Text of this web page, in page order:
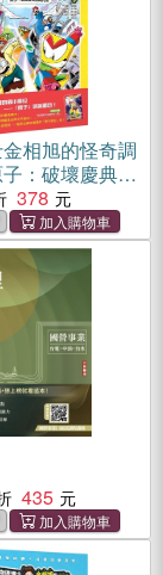
相旭的怪奇調
：破壞慶典的
附贈物理原形
）
378
435